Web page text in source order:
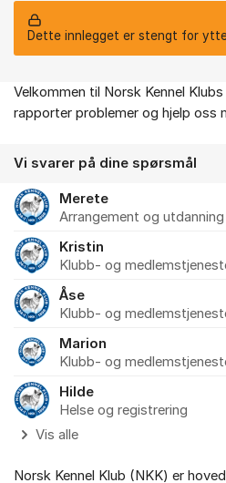
Dette innlegget er stengt for
Om forumet
Velkommen til Norsk Kennel
rapporter problemer og hjelp oss
Vi svarer på dine spørsmål
Merete
Arrangement og utdanning
Kristin
Klubb- og
Åse
Klubb- og
Marion
Klubb- og
Hilde
Helse og registrering
Vis alle
Norsk Kennel Klub (NKK) er